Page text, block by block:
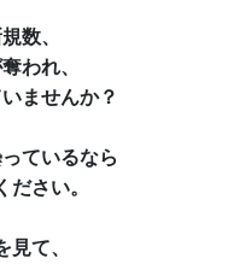
数、
われ、
ませんか？
ているなら
ださい。
見て、